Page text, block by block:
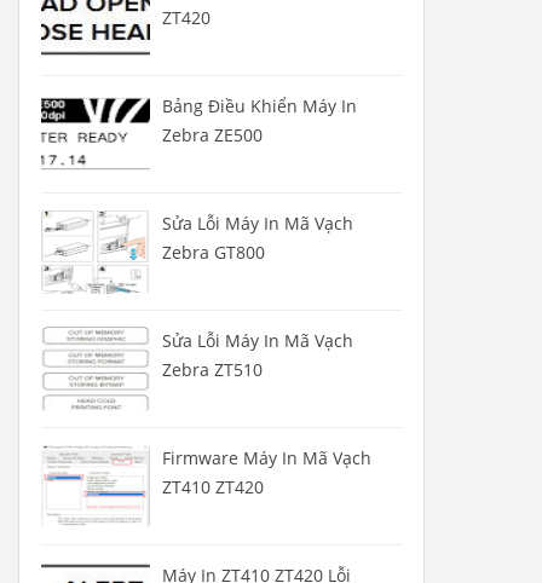
ZT420
Bảng Điều Khiển Máy In
Zebra ZE500
Sửa Lỗi Máy In Mã Vạch
Zebra GT800
Sửa Lỗi Máy In Mã Vạch
Zebra ZT510
Firmware Máy In Mã Vạch
ZT410 ZT420
Máy In ZT410 ZT420 Lỗi